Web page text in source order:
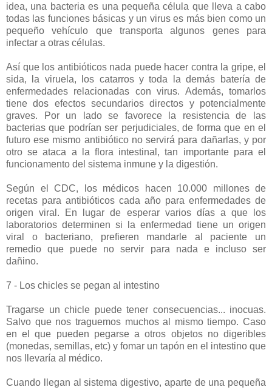
idea, una bacteria es una pequeña célula que lleva a cabo
todas las funciones básicas y un virus es más bien como un
pequeño vehículo que transporta algunos genes para
infectar a otras células.
Así que los antibióticos nada puede hacer contra la gripe, el
sida, la viruela, los catarros y toda la demás batería de
enfermedades relacionadas con virus. Además, tomarlos
tiene dos efectos secundarios directos y potencialmente
graves. Por un lado se favorece la resistencia de las
bacterias que podrían ser perjudiciales, de forma que en el
futuro ese mismo antibiótico no servirá para dañarlas, y por
otro se ataca a la flora intestinal, tan importante para el
funcionamento del sistema inmune y la digestión.
Según el CDC, los médicos hacen 10.000 millones de
recetas para antibióticos cada año para enfermedades de
origen viral. En lugar de esperar varios días a que los
laboratorios determinen si la enfermedad tiene un origen
viral o bacteriano, prefieren mandarle al paciente un
remedio que puede no servir para nada e incluso ser
dañino.
7 - Los chicles se pegan al intestino
Tragarse un chicle puede tener consecuencias... inocuas.
Salvo que nos traguemos muchos al mismo tiempo. Caso
en el que pueden pegarse a otros objetos no digeribles
(monedas, semillas, etc) y fomar un tapón en el intestino que
nos llevaría al médico.
Cuando llegan al sistema digestivo, aparte de una pequeña